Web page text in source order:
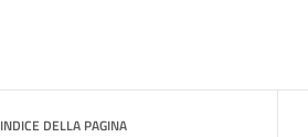
INDICE DELLA PAGINA